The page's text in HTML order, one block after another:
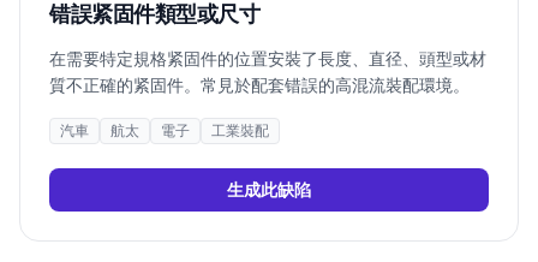
错誤紧固件類型或尺寸
在需要特定規格紧固件的位置安裝了長度、直径、頭型或材
質不正確的紧固件。常見於配套错誤的高混流裝配環境。
汽車 航太 電子 工業裝配
生成此缺陷